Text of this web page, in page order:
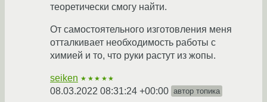
теоретически смогу найти.
От самостоятельного изготовления меня
отталкивает необходимость работы с
химией и то, что руки растут из жопы.
seiken ★★★★★
08.03.2022 08:31:24 +00:00 автор топика